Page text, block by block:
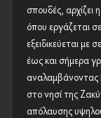
σπουδές, αρχίζει
όπου εργάζεται
εξειδικεύεται με
έως και σήμερα
αναλαμβάνοντας
στο νησί της
απόλαυσης